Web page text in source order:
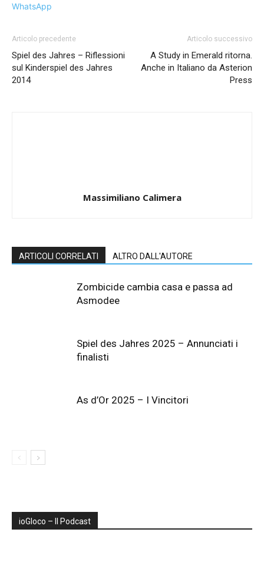
WhatsApp
Articolo precedente
Spiel des Jahres – Riflessioni
sul Kinderspiel des Jahres
2014
Articolo successivo
A Study in Emerald ritorna.
Anche in Italiano da Asterion
Press
Massimiliano Calimera
ARTICOLI CORRELATI ALTRO DALL'AUTORE
Zombicide cambia casa e passa ad
Asmodee
Spiel des Jahres 2025 – Annunciati i
finalisti
As d’Or 2025 – I Vincitori
ioGIoco – Il Podcast